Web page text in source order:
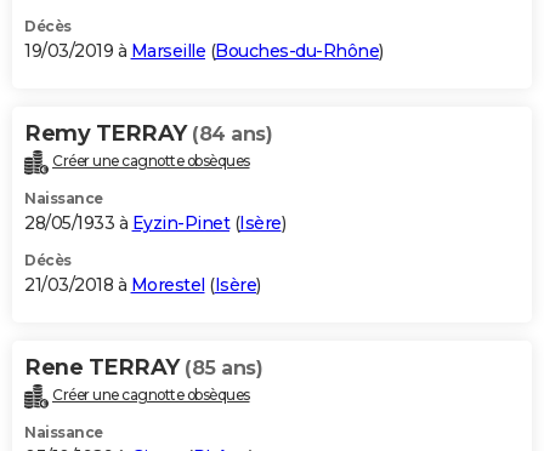
Décès
19/03/2019 à Marseille (Bouches-du-Rhône)
Remy TERRAY (84 ans)
Créer une cagnotte obsèques
Naissance
28/05/1933 à Eyzin-Pinet(Isère)
Décès
21/03/2018 à Morestel (Isère)
Rene TERRAY (85 ans)
Créer une cagnotte obsèques
Naissance